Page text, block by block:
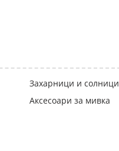
Захарници и солници
Аксесоари за мивка